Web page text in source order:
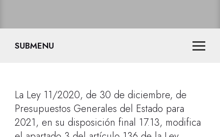
SUBMENU
La Ley 11/2020, de 30 de diciembre, de
Presupuestos Generales del Estado para
2021, en su disposición final 17.13, modifica